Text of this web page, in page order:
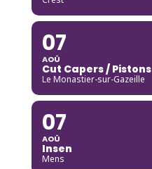
07
AOÛ
Cut Capers / Pistons
Le Monastier-sur-Gazeille
07
AOÛ
Insen
Mens